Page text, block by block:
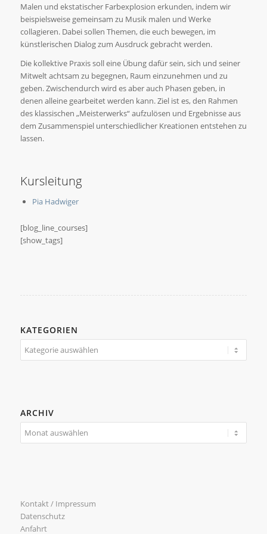
Malen und ekstatischer Farbexplosion erkunden, indem wir
beispielsweise gemeinsam zu Musik malen und Werke
collagieren. Dabei sollen Themen, die euch bewegen, im
künstlerischen Dialog zum Ausdruck gebracht werden.
Die kollektive Praxis soll eine Übung dafür sein, sich und seiner
Mitwelt achtsam zu begegnen, Raum einzunehmen und zu
geben. Zwischendurch wird es aber auch Phasen geben, in
denen alleine gearbeitet werden kann. Ziel ist es, den Rahmen
des klassischen „Meisterwerks“ aufzulösen und Ergebnisse aus
dem Zusammenspiel unterschiedlicher Kreationen entstehen zu
lassen.
Kursleitung
Pia Hadwiger
[blog_line_courses]
[show_tags]
KATEGORIEN
Kategorien
ARCHIV
Kontakt / Impressum
Datenschutz
Anfahrt